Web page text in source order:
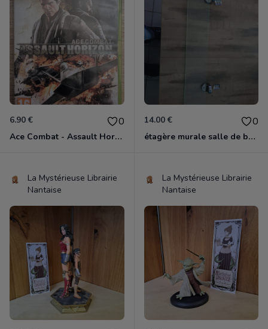
6.90 € 0
Ace Combat - Assault Horizon Xbox 360
14.00 € 0
étagère murale salle de bain
La Mystérieuse Librairie
Nantaise
La Mystérieuse Librairie
Nantaise